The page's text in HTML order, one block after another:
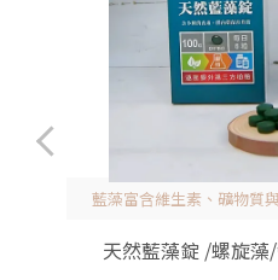
藍藻富含維生素、礦物質
附重金屬、污染，特
天然藍藻錠 /螺旋